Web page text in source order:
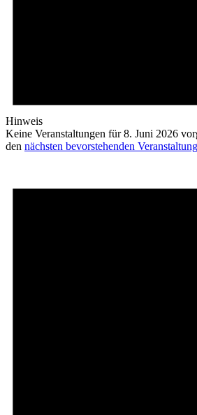
Hinweis
Keine Veranstaltungen für 8. Juni 2026
den nächsten bevorstehenden